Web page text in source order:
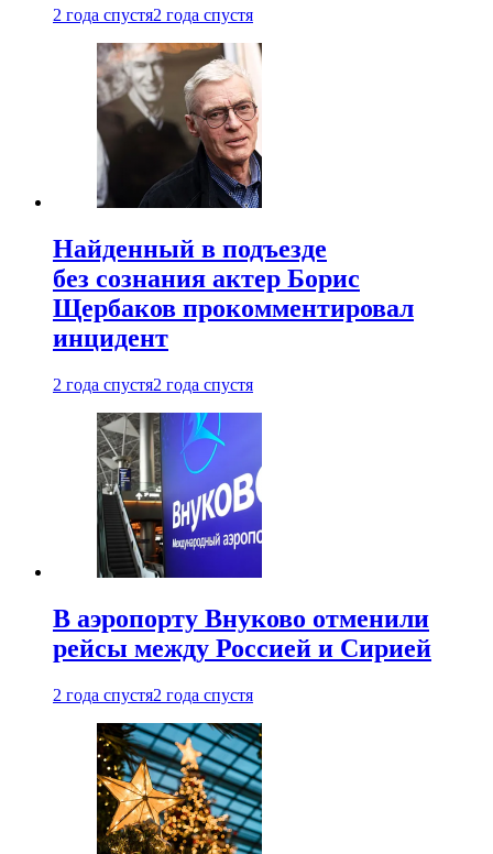
2 года спустя2 года спустя
Найденный в подъезде
без сознания актер Борис
Щербаков прокомментировал
инцидент
2 года спустя2 года спустя
В аэропорту Внуково отменили
рейсы между Россией и Сирией
2 года спустя2 года спустя